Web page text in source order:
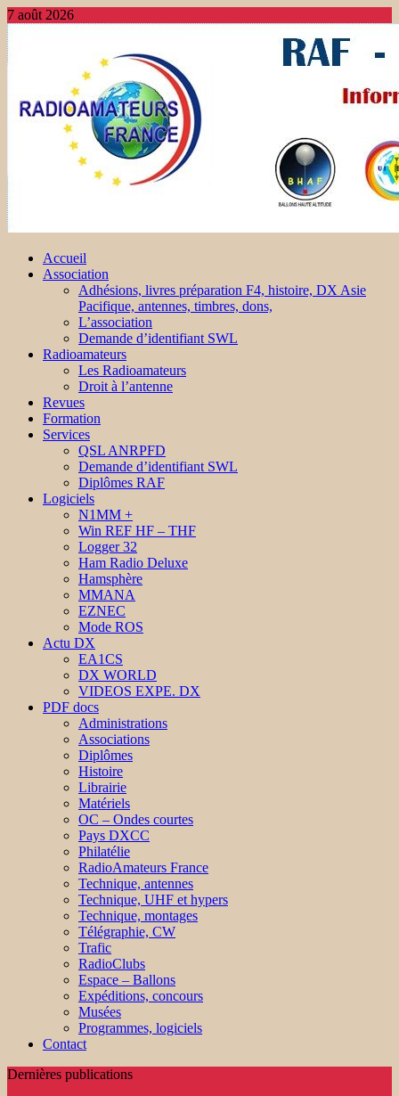
7 août 2026
Accueil
Association
Adhésions, livres préparation F4, histoire, DX Asie
Pacifique, antennes, timbres, dons,
L’association
Demande d’identifiant SWL
Radioamateurs
Les Radioamateurs
Droit à l’antenne
Revues
Formation
Services
QSL ANRPFD
Demande d’identifiant SWL
Diplômes RAF
Logiciels
N1MM +
Win REF HF – THF
Logger 32
Ham Radio Deluxe
Hamsphère
MMANA
EZNEC
Mode ROS
Actu DX
EA1CS
DX WORLD
VIDEOS EXPE. DX
PDF docs
Administrations
Associations
Diplômes
Histoire
Librairie
Matériels
OC – Ondes courtes
Pays DXCC
Philatélie
RadioAmateurs France
Technique, antennes
Technique, UHF et hypers
Technique, montages
Télégraphie, CW
Trafic
RadioClubs
Espace – Ballons
Expéditions, concours
Musées
Programmes, logiciels
Contact
Dernières publications